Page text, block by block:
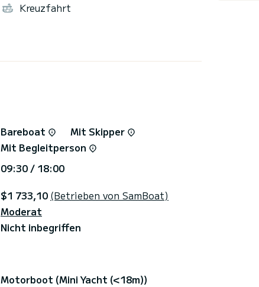
Kreuzfahrt
Bareboat
Mit Skipper
Mit Begleitperson
09:30 / 18:00
$1 733,10 (Betrieben von SamBoat)
Moderat
Nicht inbegriffen
Motorboot (Mini Yacht (<18m))